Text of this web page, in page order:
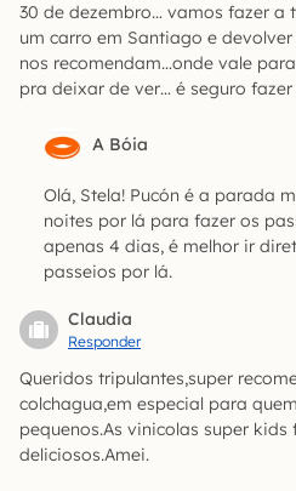
30 de dezembro… vamos fazer a
um carro em Santiago e
nos recomendam…onde vale
pra deixar de ver… é seguro
A Bóia
Olá, Stela! Pucón é a parada
noites por lá para fazer os
apenas 4 dias, é melhor ir
passeios por lá.
Claudia
Responder
Queridos tripulantes,super
colchagua,em especial para
pequenos.As vinicolas super kids
deliciosos.Amei.